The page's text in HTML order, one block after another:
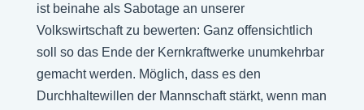
ist beinahe als Sabotage an unserer
Volkswirtschaft zu bewerten: Ganz offensichtlich
soll so das Ende der Kernkraftwerke unumkehrbar
gemacht werden. Möglich, dass es den
Durchhaltewillen der Mannschaft stärkt, wenn man